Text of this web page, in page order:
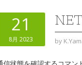
21
8月 2023 by